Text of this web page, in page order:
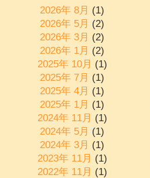
2026年 8月 (1)
2026年 5月 (2)
2026年 3月 (2)
2026年 1月 (2)
2025年 10月 (1)
2025年 7月 (1)
2025年 4月 (1)
2025年 1月 (1)
2024年 11月 (1)
2024年 5月 (1)
2024年 3月 (1)
2023年 11月 (1)
2022年 11月 (1)